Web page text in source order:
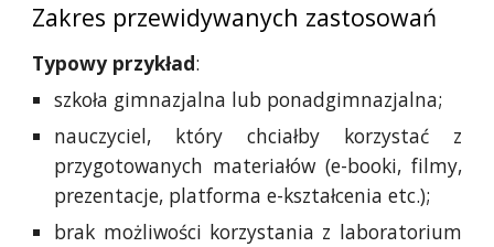
Zakres przewidywanych zastosowań
Typowy przykład:
szkoła gimnazjalna lub ponadgimnazjalna;
nauczyciel, który chciałby korzystać z
przygotowanych materiałów (e-booki, filmy,
prezentacje, platforma e-kształcenia etc.);
brak możliwości korzystania z laboratorium